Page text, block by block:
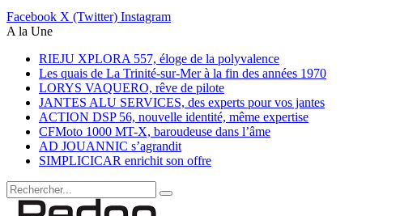
Facebook X (Twitter) Instagram
A la Une
RIEJU XPLORA 557, éloge de la polyvalence
Les quais de La Trinité-sur-Mer à la fin des années 1970
LORYS VAQUERO, rêve de pilote
JANTES ALU SERVICES, des experts pour vos jantes
ACTION DSP 56, nouvelle identité, même expertise
CFMoto 1000 MT-X, baroudeuse dans l’âme
AD JOUANNIC s’agrandit
SIMPLICICAR enrichit son offre